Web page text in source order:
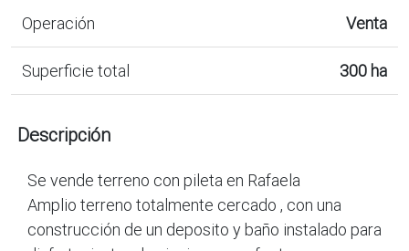
Operación Venta
Superficie total 300 ha
Descripción
Se vende terreno con pileta en Rafaela
Amplio terreno totalmente cercado , con una
construcción de un deposito y baño instalado para